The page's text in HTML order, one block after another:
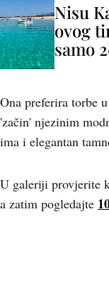
Nisu
ovog
samo
Ona preferira torbe
'začin' njezinim
ima i elegantan
U galeriji provjerite
a zatim pogledajte